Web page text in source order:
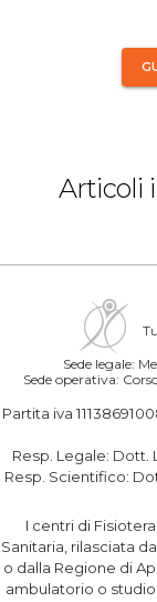
Articoli
Sede legale:
Sede operativa:
Partita iva
Resp. Legale: Dott.
Resp. Scientifico:
I centri di
Sanitaria, rilasciata
o dalla Regione di
ambulatorio o